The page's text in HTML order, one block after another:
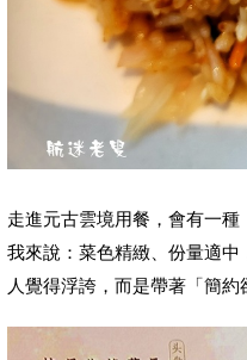
走進元古雲境用餐，會有一種
我來說：菜色精緻、份量適
人覺得浮誇，而是帶著「簡約